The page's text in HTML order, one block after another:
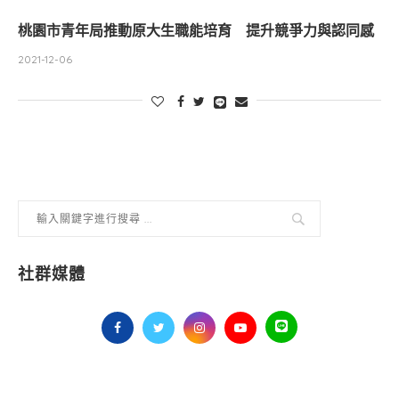
桃園市青年局推動原大生職能培育 提升競爭力與認同感
2021-12-06
社群媒體